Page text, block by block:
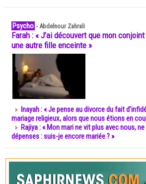
Psycho -Abdelnour Zahrali
Farah : « J’ai découvert que mon
une autre fille enceinte »
Inayah : « Je pense au divorce du fait
mariage religieux, alors que nous étions en
Rajiya : « Mon mari ne vit plus avec nous,
dépenses : suis-je encore mariée ? »